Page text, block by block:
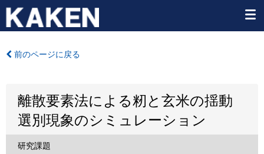
前のページに戻る
離散要素法による籾と玄米の揺動
選別現象のシミュレーション
研究課題